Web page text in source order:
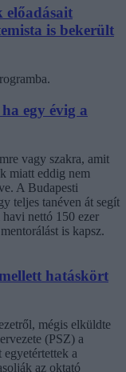
előadásait
is bekerült
egy évig a
vagy szakra, amit
miatt eddig nem
A Budapesti
teljes tanéven át segít
nettó 150 ezer
is kapsz.
hatáskört
mégis elküldte
(PSZ) a
a
az oktató